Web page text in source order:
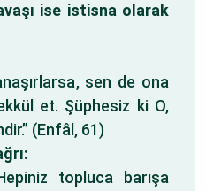
ise istisna olarak
sen de ona
et. Şüphesiz ki O,
(Enfâl, 61)
topluca barışa